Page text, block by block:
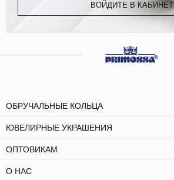
ВОЙДИТЕ В КАБИНЕТ
ОБРУЧАЛЬНЫЕ КОЛЬЦА
ЮВЕЛИРНЫЕ УКРАШЕНИЯ
ОПТОВИКАМ
О НАС